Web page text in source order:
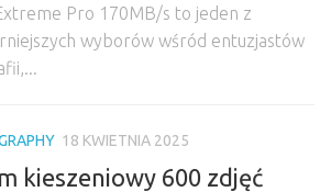
Pro 170MB/s to jeden z
wyborów wśród entuzjastów
18 KWIETNIA 2025
kieszeniowy 600 zdjęć